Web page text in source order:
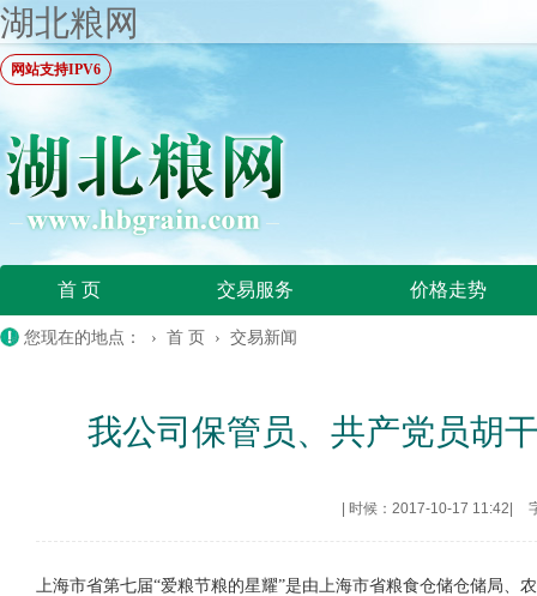
湖北粮网
网站支持IPV6
首 页 交易服务 价格走势
您现在的地点： › 首 页 › 交易新闻
我公司保管员、共产党员胡
时候：2017-10-17 11:42
上海市省第七届“爱粮节粮的星耀”是由上海市省粮食仓储仓储局